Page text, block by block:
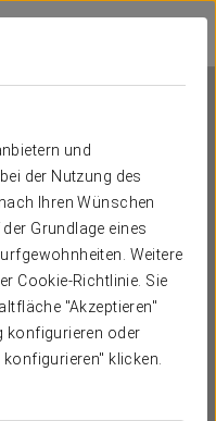
und
der Nutzung des
Ihren Wünschen
Grundlage eines
Weitere
Cookie-Richtlinie. Sie
"Akzeptieren"
konfigurieren oder
klicken.
Regia
FRONTERA